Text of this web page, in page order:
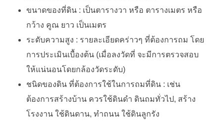
ขนาดของที่ดิน : เป็นตารางวา หรือ ตารางเมตร หรือ
กว้าง คูณ ยาว เป็นเมตร
ระดับความสูง : รายละเอียดคร่าวๆ ที่ต้องการถม โดย
การประเมินเบื้องต้น (เมื่อลงวัดที่ จะมีการตรวจสอบ
ให้แน่นอนโดยกล้องวัดระดับ)
ชนิดของดิน ที่ต้องการใช้ในการถมที่ดิน : เช่น
ต้องการสร้างบ้าน ควรใช้ดินดำ ดินถมทั่วไป, สร้าง
โรงงาน ใช้ดินดาน, ทำถนน ใช้ดินลูกรัง